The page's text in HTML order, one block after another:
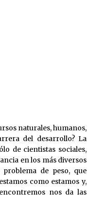
naturales, humanos,
del desarrollo? La
de cientistas sociales,
en los más diversos
de peso, que
como estamos y,
nos da las